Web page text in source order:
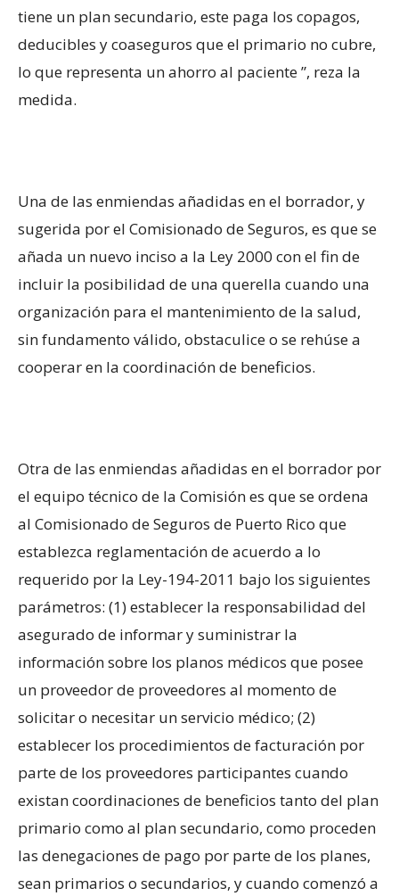
tiene un plan secundario, este paga los copagos,
deducibles y coaseguros que el primario no cubre,
lo que representa un ahorro al paciente ”, reza la
medida.
Una de las enmiendas añadidas en el borrador, y
sugerida por el Comisionado de Seguros, es que se
añada un nuevo inciso a la Ley 2000 con el fin de
incluir la posibilidad de una querella cuando una
organización para el mantenimiento de la salud,
sin fundamento válido, obstaculice o se rehúse a
cooperar en la coordinación de beneficios.
Otra de las enmiendas añadidas en el borrador por
el equipo técnico de la Comisión es que se ordena
al Comisionado de Seguros de Puerto Rico que
establezca reglamentación de acuerdo a lo
requerido por la Ley-194-2011 bajo los siguientes
parámetros: (1) establecer la responsabilidad del
asegurado de informar y suministrar la
información sobre los planos médicos que posee
un proveedor de proveedores al momento de
solicitar o necesitar un servicio médico; (2)
establecer los procedimientos de facturación por
parte de los proveedores participantes cuando
existan coordinaciones de beneficios tanto del plan
primario como al plan secundario, como proceden
las denegaciones de pago por parte de los planes,
sean primarios o secundarios, y cuando comenzó a